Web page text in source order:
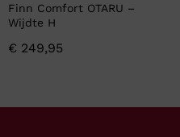
Finn Comfort OTARU –
Wijdte H
€ 249,95